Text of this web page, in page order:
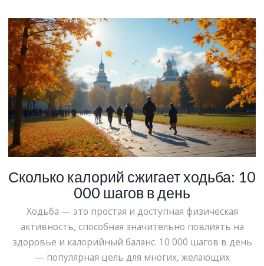
Сколько калорий сжигает ходьба: 10
000 шагов в день
Ходьба — это простая и доступная физическая
активность, способная значительно повлиять на
здоровье и калорийный баланс. 10 000 шагов в день
— популярная цель для многих, желающих